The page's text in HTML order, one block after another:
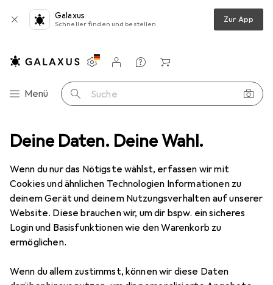
Deine Daten. Deine Wahl.
Wenn du nur das Nötigste wählst, erfassen wir mit
Cookies und ähnlichen Technologien Informationen zu
deinem Gerät und deinem Nutzungsverhalten auf unserer
Website. Diese brauchen wir, um dir bspw. ein sicheres
Login und Basisfunktionen wie den Warenkorb zu
ermöglichen.
Wenn du allem zustimmst, können wir diese Daten
Galaxus
Schneller finden und bestellen Zur App
Navigation nach Kategorien
Menü Suche
Einstellungen
Kundenkonto
Vergleichslisten
Merklisten
Warenkorb
Innenbeleuchtung Tischlampe Globo Tischleuchte Annika
4 Bilder
Globo Tischleuchte Annika
Preis in EUR inkl. MwSt.
EUR
33,33